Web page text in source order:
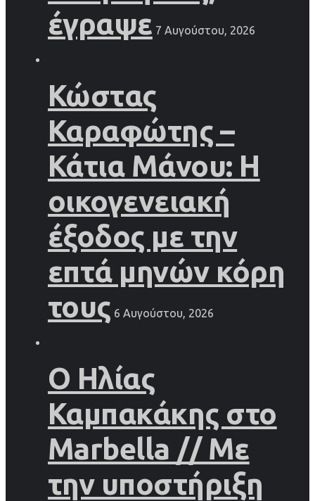
έγραψε 7 Αυγούστου, 2026
Κώστας
Καραφώτης –
Κάτια Μάνου: Η
οικογενειακή
έξοδος με την
επτά μηνών κόρη
τους 6 Αυγούστου, 2026
Ο Ηλίας
Καμπακάκης στο
Marbella // Με
την υποστήριξη